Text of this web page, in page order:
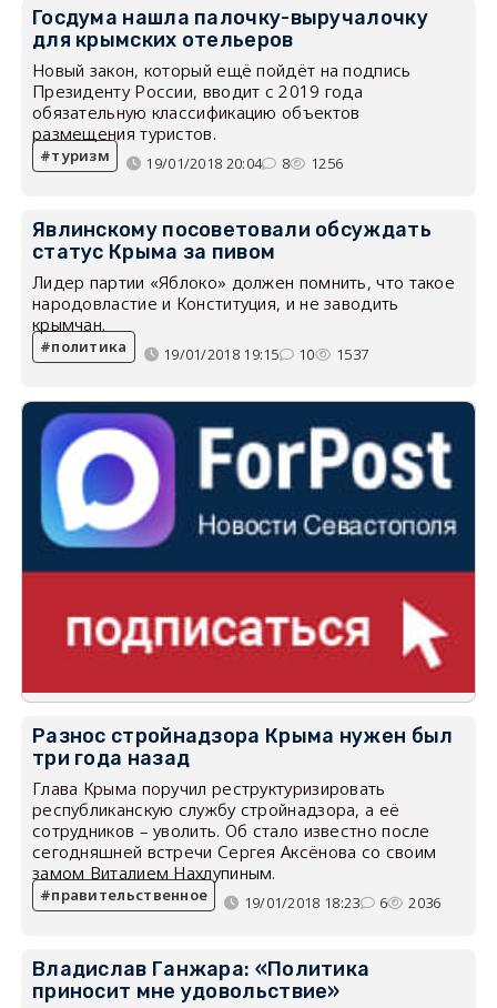
Госдума нашла палочку-выручалочку
для крымских отельеров
Новый закон, который ещё пойдёт на подпись
Президенту России, вводит с 2019 года
обязательную классификацию объектов
размещения туристов.
туризм 19/01/2018 20:04 8 1256
Явлинскому посоветовали обсуждать
статус Крыма за пивом
Лидер партии «Яблоко» должен помнить, что такое
народовластие и Конституция, и не заводить
крымчан.
политика 19/01/2018 19:15 10 1537
Разнос стройнадзора Крыма нужен был
три года назад
Глава Крыма поручил реструктуризировать
республиканскую службу стройнадзора, а её
сотрудников – уволить. Об стало известно после
сегодняшней встречи Сергея Аксёнова со своим
замом Виталием Нахлупиным.
правительственное 19/01/2018 18:23 6 2036
Владислав Ганжара: «Политика
приносит мне удовольствие»